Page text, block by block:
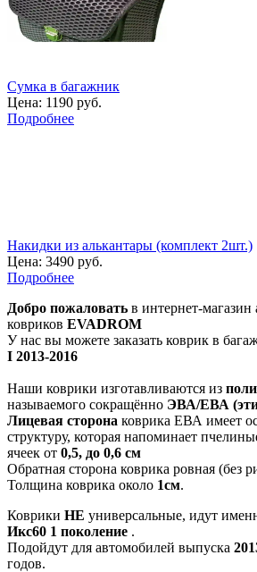
Сумка в багажник
Цена: 1190 руб.
Подробнее
Накидки из алькантары (комплект 2шт.)
Цена: 3490 руб.
Подробнее
Добро пожаловать в интернет-
ковриков EVADROM
У нас вы можете заказать коврик в
I 2013-2016
Наши коврики изготавливаются из
называемого сокращённо ЭВА/ЕВА
Лицевая сторона коврика ЕВА имеет
структуру, которая напоминает
ячеек от 0,5, до 0,6 см
Обратная сторона коврика ровная (без
Толщина коврика около 1см.
Коврики НЕ универсальные, идут
Икс60 1 поколение .
Подойдут для автомобилей выпуска
годов.